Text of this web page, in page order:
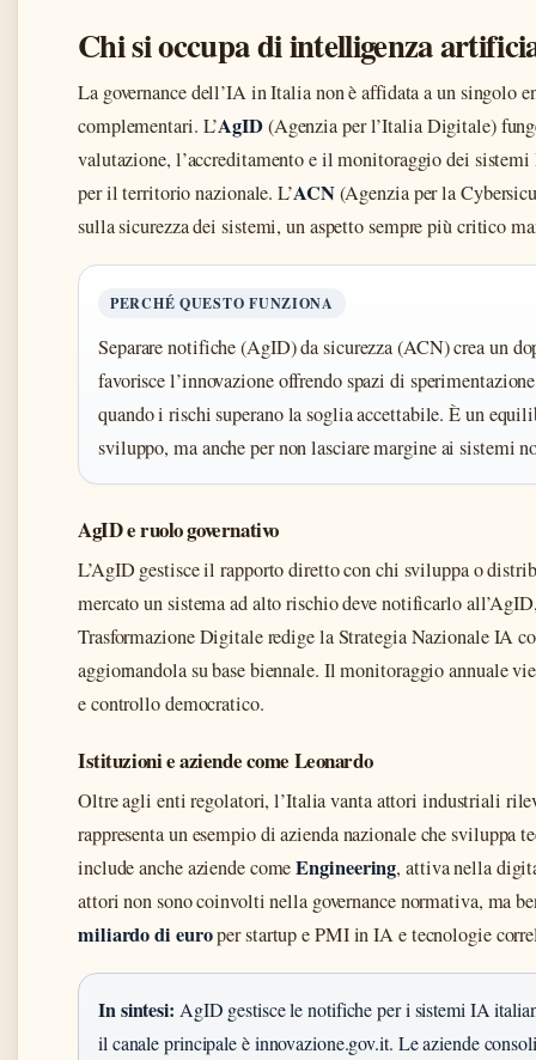
Chi si occupa di intelligenza
La governance dell’IA in Italia non è affidata a un singolo
complementari. L’AgID(Agenzia per l’Italia Digitale)
valutazione, l’accreditamento e il monitoraggio dei
per il territorio nazionale. L’ACN(Agenzia per la
sulla sicurezza dei sistemi, un aspetto sempre più critico
PERCHÉ QUESTO FUNZIONA
Separare notifiche (AgID) da sicurezza (ACN) crea un
favorisce l’innovazione offrendo spazi di
quando i rischi superano la soglia accettabile. È un
sviluppo, ma anche per non lasciare margine ai sistemi
AgID e ruolo governativo
L’AgID gestisce il rapporto diretto con chi sviluppa o
mercato un sistema ad alto rischio deve notificarlo
Trasformazione Digitale redige la Strategia Nazionale IA
aggiornandola su base biennale. Il monitoraggio annuale
e controllo democratico.
Istituzioni e aziende come Leonardo
Oltre agli enti regolatori, l’Italia vanta attori industriali
rappresenta un esempio di azienda nazionale che sviluppa
include anche aziende comeEngineering, attiva nella
attori non sono coinvolti nella governance normativa,
miliardo di europer startup e PMI in IA e tecnologie
In sintesi: AgID gestisce le notifiche per i sistemi IA
il canale principale è innovazione.gov.it. Le aziende